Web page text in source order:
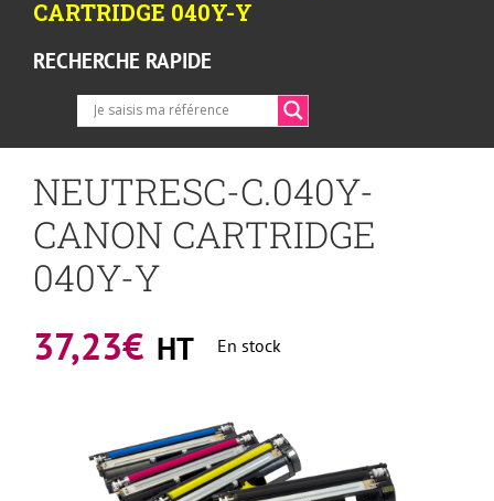
CARTRIDGE 040Y-Y
RECHERCHE RAPIDE
NEUTRESC-C.040Y-
CANON CARTRIDGE
040Y-Y
37,23€ HT En stock